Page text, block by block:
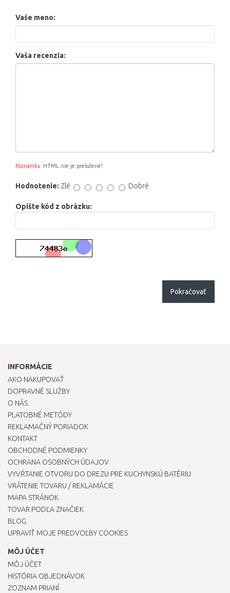
Vaše meno:
Vaša recenzia:
Poznámka: HTML nie je preložené!
Hodnotenie: Zlé Dobré
Opište kód z obrázku:
Pokračovať
INFORMÁCIE
AKO NAKUPOVAŤ
DOPRAVNÉ SLUŽBY
O NÁS
PLATOBNÉ METÓDY
REKLAMAČNÝ PORIADOK
KONTAKT
OBCHODNÉ PODMIENKY
OCHRANA OSOBNÝCH ÚDAJOV
VYVŔTANIE OTVORU DO DREZU PRE KUCHYNSKÚ BATÉRIU
VRÁTENIE TOVARU / REKLAMÁCIE
MAPA STRÁNOK
TOVAR PODĽA ZNAČIEK
BLOG
UPRAVIŤ MOJE PREDVOĽBY COOKIES
MÔJ ÚČET
MÔJ ÚČET
HISTÓRIA OBJEDNÁVOK
ZOZNAM PRIANÍ